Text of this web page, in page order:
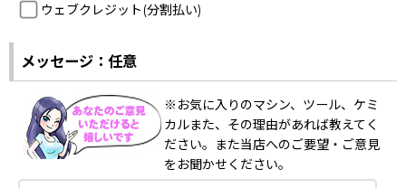
ウェブクレジット(分割払い)
メッセージ：任意
※お気に入りのマシン、ツール、ケミ
カルまた、その理由があれば教えてく
ださい。また当店へのご要望・ご意見
をお聞かせください。